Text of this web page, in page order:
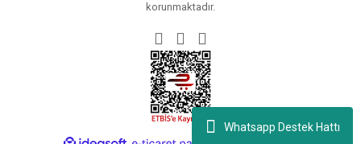
Whatsapp Destek Hattı
korunmaktadır.